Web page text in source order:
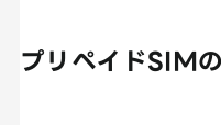
プリペイドSIM